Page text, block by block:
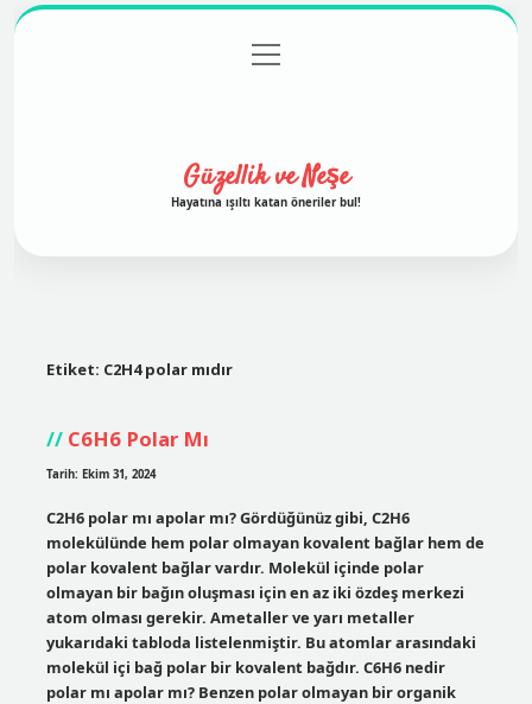
Gizlilik Politikası
menüyü
aç
Güzellik ve Neşe
Hayatına ışıltı katan öneriler bul!
Etiket: C2H4 polar mıdır
C6H6 Polar Mı
Tarih: Ekim 31, 2024
C2H6 polar mı apolar mı? Gördüğünüz gibi, C2H6
molekülünde hem polar olmayan kovalent bağlar hem de
polar kovalent bağlar vardır. Molekül içinde polar
olmayan bir bağın oluşması için en az iki özdeş merkezi
atom olması gerekir. Ametaller ve yarı metaller
yukarıdaki tabloda listelenmiştir. Bu atomlar arasındaki
molekül içi bağ polar bir kovalent bağdır. C6H6 nedir
polar mı apolar mı? Benzen polar olmayan bir organik